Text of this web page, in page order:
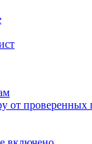
от проверенных